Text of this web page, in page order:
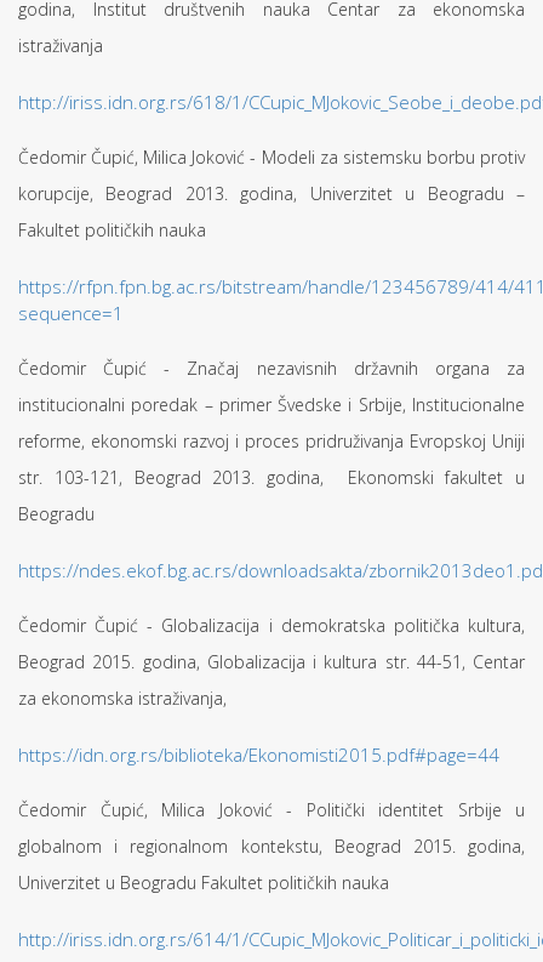
godina, Institut društvenih nauka Centar za ekonomska
istraživanja
http://iriss.idn.org.rs/618/1/
Čedomir Čupić, Milica Joković - Modeli za sistemsku borbu protiv
korupcije, Beograd 2013. godina, Univerzitet u Beogradu –
Fakultet političkih nauka
https://rfpn.fpn.bg.ac.rs/bitstream/handle/123456789/414/
sequence=1
Čedomir Čupić - Značaj nezavisnih državnih organa za
institucionalni poredak – primer Švedske i Srbije, Institucionalne
reforme, ekonomski razvoj i proces pridruživanja Evropskoj Uniji
str. 103-121, Beograd 2013. godina, Ekonomski fakultet u
Beogradu
https://ndes.ekof.bg.ac.rs/downloadsakta/
Čedomir Čupić - Globalizacija i demokratska politička kultura,
Beograd 2015. godina, Globalizacija i kultura str. 44-51, Centar
za ekonomska istraživanja,
https://idn.org.rs/biblioteka/Ekonomisti2015.pdf#page=44
Čedomir Čupić, Milica Joković - Politički identitet Srbije u
globalnom i regionalnom kontekstu, Beograd 2015. godina,
Univerzitet u Beogradu Fakultet političkih nauka
http://iriss.idn.org.rs/614/1/